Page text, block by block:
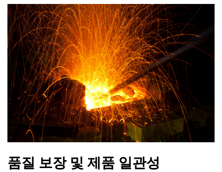
품질 보장 및 제품 일관성